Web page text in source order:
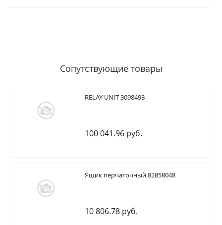
Сопутствующие товары
RELAY UNIT 3098498
100 041.96 руб.
Ящик перчаточный 82858048
10 806.78 руб.